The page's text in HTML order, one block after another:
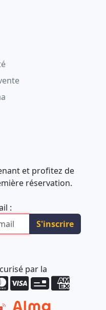
et profitez de
réservation.
:
S'inscrire
par la